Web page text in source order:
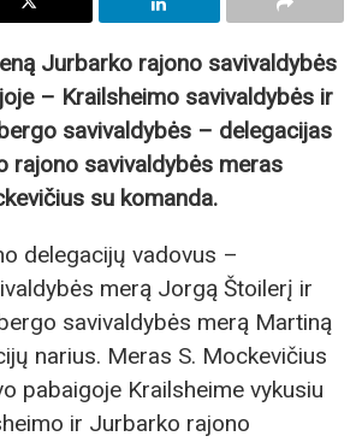
Jurbarko rajono savivaldybės
– Krailsheimo savivaldybės ir
savivaldybės – delegacijas
rajono savivaldybės meras
su komanda.
delegacijų vadovus –
merą Jorgą Štoilerį ir
savivaldybės merą Martiną
narius. Meras S. Mockevičius
pabaigoje Krailsheime vykusiu
ir Jurbarko rajono